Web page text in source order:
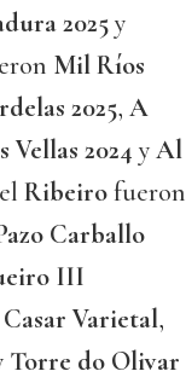
2025y
Mil Ríos
2025, A
Vellas 2024 yAl
Ribeirofueron
Carballo
III
Varietal,
Torre do Olivar